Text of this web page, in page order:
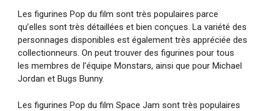
Les figurines Pop du film sont très populaires parce
qu’elles sont très détaillées et bien conçues. La variété des
personnages disponibles est également très appréciée des
collectionneurs. On peut trouver des figurines pour tous
les membres de l’équipe Monstars, ainsi que pour Michael
Jordan et Bugs Bunny.
Les figurines Pop du film Space Jam sont très populaires